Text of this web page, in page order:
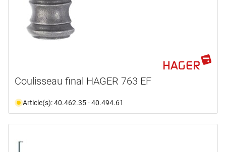
Coulisseau final HAGER 763 EF
Article(s): 40.462.35 - 40.494.61